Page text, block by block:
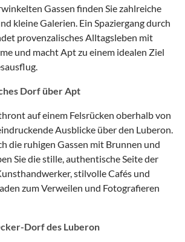
Gassen finden Sie zahlreiche
kleine Galerien. Ein Spaziergang durch
provenzalisches Alltagsleben mit
und macht Apt zu einem idealen Ziel
Dorf über Apt
auf einem Felsrücken oberhalb von
Ausblicke über den Luberon.
die ruhigen Gassen mit Brunnen und
Sie die stille, authentische Seite der
stilvolle Cafés und
zum Verweilen und Fotografieren
Dorf des Luberon